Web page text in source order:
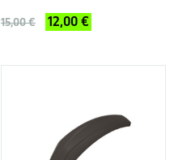
15,00 € 12,00 €